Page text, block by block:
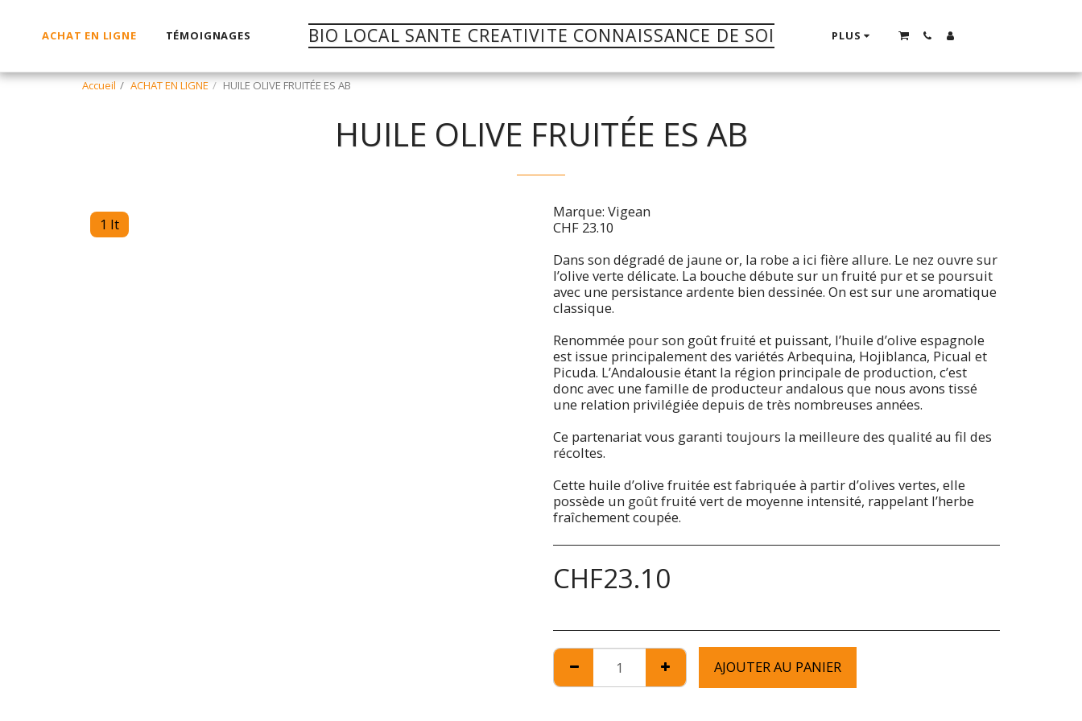
ACHAT EN LIGNE TÉMOIGNAGES BIO LOCAL SANTE CREATIVITE CONNAISSANCE DE SOI PLUS
Accueil ACHAT EN LIGNE HUILE OLIVE FRUITÉE ES AB
HUILE OLIVE FRUITÉE ES AB
1 lt
Marque: Vigean
CHF 23.10
Dans son dégradé de jaune or, la robe a ici fière allure. Le nez ouvre sur
l’olive verte délicate. La bouche débute sur un fruité pur et se poursuit
avec une persistance ardente bien dessinée. On est sur une aromatique
classique.
Renommée pour son goût fruité et puissant, l’huile d’olive espagnole
est issue principalement des variétés Arbequina, Hojiblanca, Picual et
Picuda. L’Andalousie étant la région principale de production, c’est
donc avec une famille de producteur andalous que nous avons tissé
une relation privilégiée depuis de très nombreuses années.
Ce partenariat vous garanti toujours la meilleure des qualité au fil des
récoltes.
Cette huile d’olive fruitée est fabriquée à partir d’olives vertes, elle
possède un goût fruité vert de moyenne intensité, rappelant l’herbe
fraîchement coupée.
CHF23.10
AJOUTER AU PANIER